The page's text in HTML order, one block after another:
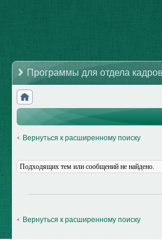
Программы для отдела
Вернуться к расширенному поиску
Подходящих тем или сообщений не найдено.
Вернуться к расширенному поиску